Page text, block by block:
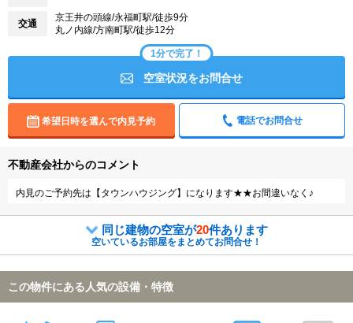
交通
京王井の頭線/永福町駅/徒歩9分
丸ノ内線/方南町駅/徒歩12分
1分で完了！
空室状況をお問合せ
希望日時を選んで内見予約 電話でお問合せ
不動産会社からのコメント
内見のご予約先は【タウンハウジング】になります★★お間違いなく♪
同じ建物の空室が20件あります
空いているお部屋をまとめてお問合せ！
この物件にある人気の設備・特徴